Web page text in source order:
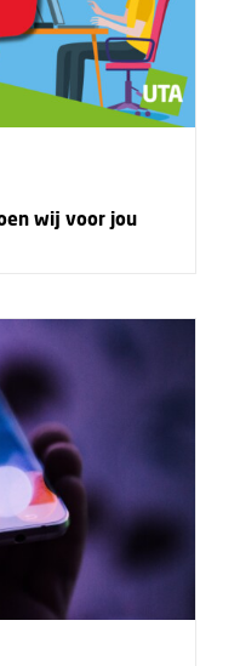
wij voor jou